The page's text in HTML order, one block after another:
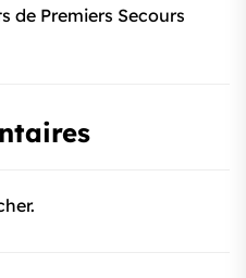
de Premiers Secours